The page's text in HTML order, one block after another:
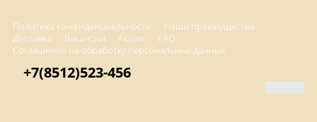
Политика конфиденциальности
Наши преимущества
Доставка
Вакансии Акции
FAQ
Соглашение на обработку персональных данных
+7(8512)523-456